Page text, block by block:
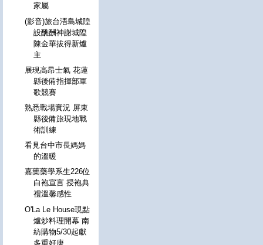
家屬
(影音)旅台浯島城隍
設醮酬神謝城隍
陳金華拔得新爐
主
展現高昂士氣 花蓮
縣後備指揮部軍
歌競賽
熟悉戰場實況 屏東
縣後備旅現地戰
術訓練
看見台中市長媽媽
的溫暖
嘉藥藥學系生226位
白袍宣言 授袍典
禮溫馨感性
O'La Le House現點
爐炒料理開幕 南
紡購物5/30起獻
多重好康